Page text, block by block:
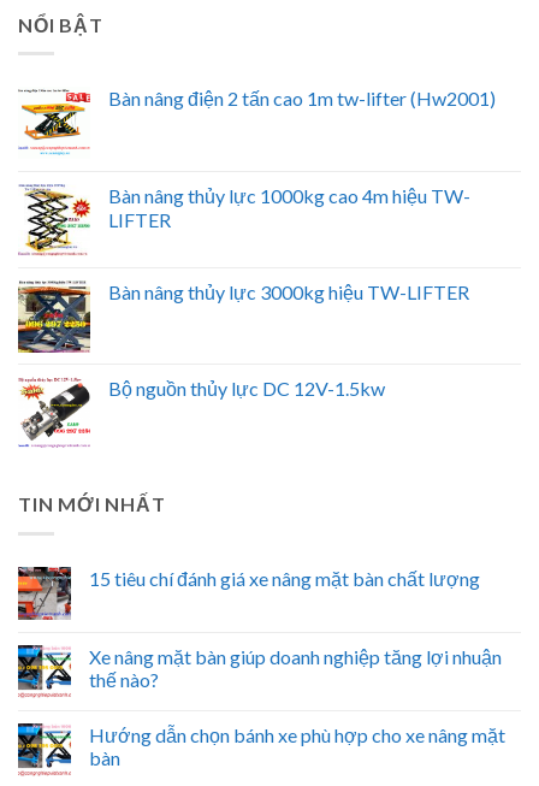
NỔI BẬT
Bàn nâng điện 2 tấn cao 1m tw-lifter (Hw2001)
Bàn nâng thủy lực 1000kg cao 4m hiệu TW-
LIFTER
Bàn nâng thủy lực 3000kg hiệu TW-LIFTER
Bộ nguồn thủy lực DC 12V-1.5kw
TIN MỚI NHẤT
15 tiêu chí đánh giá xe nâng mặt bàn chất lượng
Xe nâng mặt bàn giúp doanh nghiệp tăng lợi nhuận
thế nào?
Hướng dẫn chọn bánh xe phù hợp cho xe nâng mặt
bàn